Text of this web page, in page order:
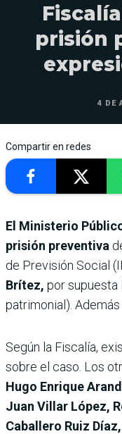
prisión
4 DE
Compartir en redes
El Ministerio
prisión preventiva
de Previsión Social
Brítez, por supuesta
patrimonial).
Según la Fiscalía,
sobre el caso. Los
Hugo Enrique
Juan Villar López,
Caballero Ruiz